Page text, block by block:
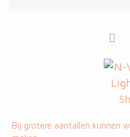
Bij grotere aantallen kunnen